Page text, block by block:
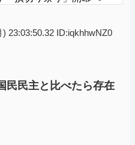
) 23:03:50.32 ID:iqkhhwNZ0
民民主と比べたら存在